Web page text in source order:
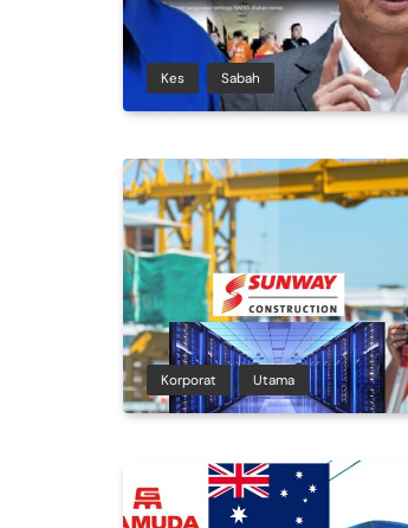
Kes Sabah
Korporat Utama